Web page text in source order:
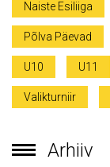
Naiste Esiliiga
Põlva Päevad
U10 U11
Valikturniir
Arhiiv